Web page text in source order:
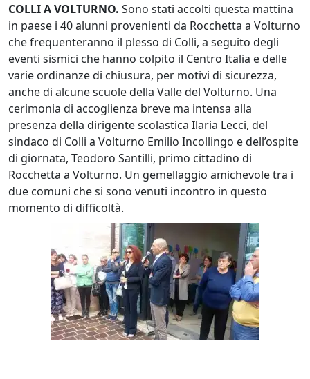
COLLI A VOLTURNO. Sono stati accolti questa mattina
in paese i 40 alunni provenienti da Rocchetta a Volturno
che frequenteranno il plesso di Colli, a seguito degli
eventi sismici che hanno colpito il Centro Italia e delle
varie ordinanze di chiusura, per motivi di sicurezza,
anche di alcune scuole della Valle del Volturno. Una
cerimonia di accoglienza breve ma intensa alla
presenza della dirigente scolastica Ilaria Lecci, del
sindaco di Colli a Volturno Emilio Incollingo e dell’ospite
di giornata, Teodoro Santilli, primo cittadino di
Rocchetta a Volturno. Un gemellaggio amichevole tra i
due comuni che si sono venuti incontro in questo
momento di difficoltà.